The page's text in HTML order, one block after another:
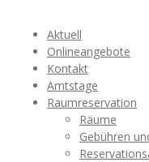
zum
Inhalt
Aktuell
Onlineangebote
Kontakt
Amtstage
Raumreservation
Räume
Gebühren